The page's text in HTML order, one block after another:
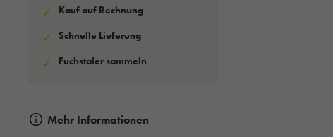
✓ Kauf auf Rechnung
✓ Schnelle Lieferung
✓ Fuchstaler sammeln
Mehr Informationen